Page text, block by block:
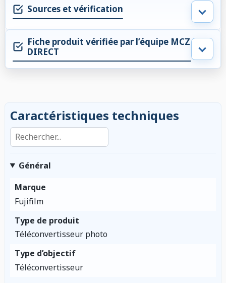
Sources et vérification
Fiche produit vérifiée par l’équipe MCZ
DIRECT
Caractéristiques techniques
Rechercher dans les caractéristiques
Général
Marque
Fujifilm
Type de produit
Téléconvertisseur photo
Type d’objectif
Téléconvertisseur